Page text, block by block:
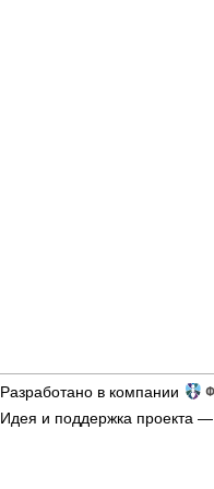
Разработано в компании
Идея и поддержка проекта —